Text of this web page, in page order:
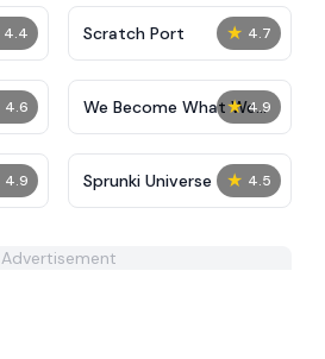
4.4 ★ 4.7
Scratch Port
4.6 ★ 4.9
We Become What We
Behold
4.9 ★ 4.5
Sprunki Universe
Advertisement